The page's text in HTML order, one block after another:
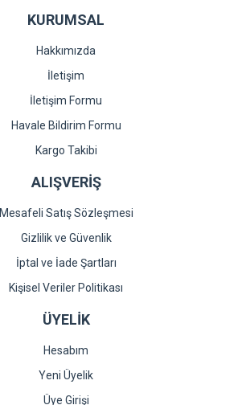
KURUMSAL
Hakkımızda
İletişim
İletişim Formu
Havale Bildirim Formu
Kargo Takibi
ALIŞVERİŞ
Mesafeli Satış Sözleşmesi
Gizlilik ve Güvenlik
İptal ve İade Şartları
Kişisel Veriler Politikası
ÜYELİK
Hesabım
Yeni Üyelik
Üye Girişi